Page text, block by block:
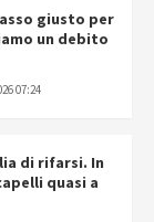
giusto per
un debito
07:24
di rifarsi. In
quasi a